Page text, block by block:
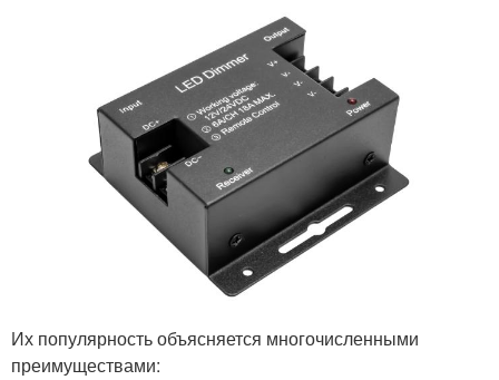
Их популярность объясняется многочисленными
преимуществами: